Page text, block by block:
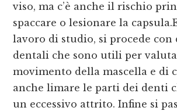
viso, ma c’è anche il rischio
spaccare o lesionare la
lavoro di studio, si procede con
dentali che sono utili per
movimento della mascella e di
anche limare le parti dei denti
un eccessivo attrito. Infine si